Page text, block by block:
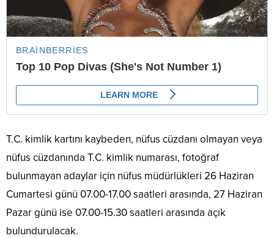
T.C. kimlik kartını kaybeden, nüfus cüzdanı olmayan veya
nüfus cüzdanında T.C. kimlik numarası, fotoğraf
bulunmayan adaylar için nüfus müdürlükleri 26 Haziran
Cumartesi günü 07.00-17.00 saatleri arasında, 27 Haziran
Pazar günü ise 07.00-15.30 saatleri arasında açık
bulundurulacak.